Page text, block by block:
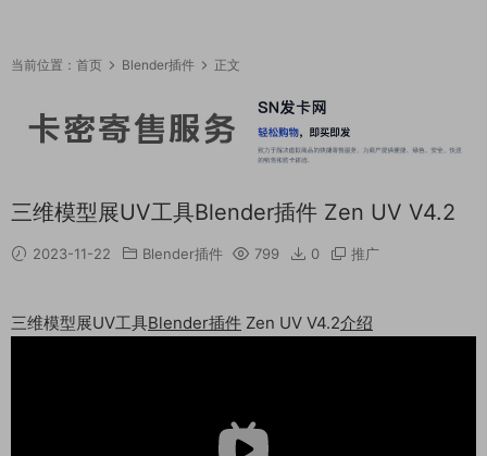
当前位置： 首页 Blender插件 正文
三维模型展UV工具Blender插件 Zen UV V4.2
2023-11-22 Blender插件 799 0 推广
三维模型展UV工具Blender插件 Zen UV V4.2介绍